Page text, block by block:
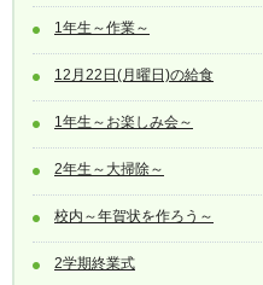
1年生～作業～
12月22日(月曜日)の給食
1年生～お楽しみ会～
2年生～大掃除～
校内～年賀状を作ろう～
2学期終業式